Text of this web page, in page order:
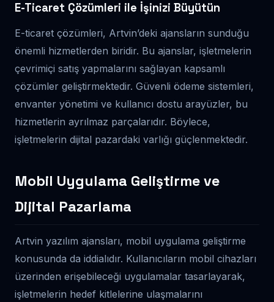
E-Ticaret Çözümleri ile İşinizi Büyütün
E-ticaret çözümleri, Artvin’deki ajansların sunduğu
önemli hizmetlerden biridir. Bu ajanslar, işletmelerin
çevrimiçi satış yapmalarını sağlayan kapsamlı
çözümler geliştirmektedir. Güvenli ödeme sistemleri,
envanter yönetimi ve kullanıcı dostu arayüzler, bu
hizmetlerin ayrılmaz parçalarıdır. Böylece,
işletmelerin dijital pazardaki varlığı güçlenmektedir.
Mobil Uygulama Geliştirme ve
Dijital Pazarlama
Artvin yazılım ajansları, mobil uygulama geliştirme
konusunda da iddialıdır. Kullanıcıların mobil cihazları
üzerinden erişebileceği uygulamalar tasarlayarak,
işletmelerin hedef kitlelerine ulaşmalarını